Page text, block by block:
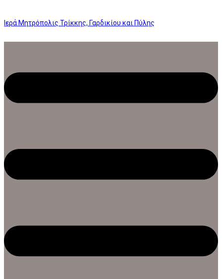
Ιερά Μητρόπολις Τρίκκης, Γαρδικίου και Πύλης